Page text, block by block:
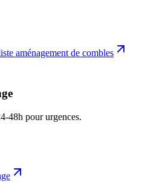
aménagement de combles
48h pour urgences.